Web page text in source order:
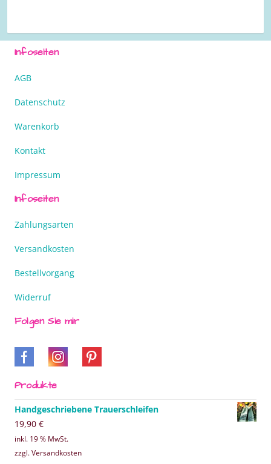
Infoseiten
AGB
Datenschutz
Warenkorb
Kontakt
Impressum
Infoseiten
Zahlungsarten
Versandkosten
Bestellvorgang
Widerruf
Folgen Sie mir
Produkte
Handgeschriebene Trauerschleifen
19,90 €
inkl. 19 % MwSt.
zzgl. Versandkosten